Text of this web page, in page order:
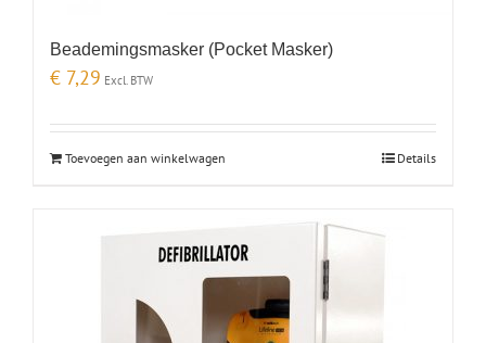
Beademingsmasker (Pocket Masker)
€ 7,29 Excl. BTW
Toevoegen aan winkelwagen Details